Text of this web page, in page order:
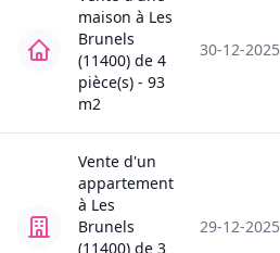
maison à Les
Brunels
(11400) de 4
pièce(s) - 93
m2
30-12-2025
Vente d'un
appartement
à Les
Brunels
(11400) de 3
29-12-2025